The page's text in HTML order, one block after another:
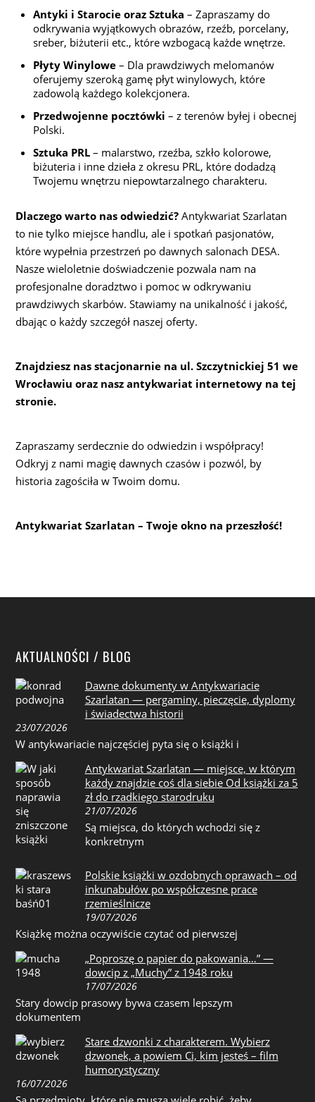
Antyki i Starocie oraz Sztuka – Zapraszamy do
odkrywania wyjątkowych obrazów, rzeźb, porcelany,
sreber, biżuterii etc., które wzbogacą każde wnętrze.
Płyty Winylowe– Dla prawdziwych melomanów
oferujemy szeroką gamę płyt winylowych, które
zadowolą każdego kolekcjonera.
Przedwojenne pocztówki – z terenów byłej i obecnej
Polski.
Sztuka PRL– malarstwo, rzeźba, szkło kolorowe,
biżuteria i inne dzieła z okresu PRL, które dodadzą
Twojemu wnętrzu niepowtarzalnego charakteru.
Dlaczego warto nas odwiedzić? Antykwariat Szarlatan
to nie tylko miejsce handlu, ale i spotkań pasjonatów,
które wypełnia przestrzeń po dawnych salonach DESA.
Nasze wieloletnie doświadczenie pozwala nam na
profesjonalne doradztwo i pomoc w odkrywaniu
prawdziwych skarbów. Stawiamy na unikalność i jakość,
dbając o każdy szczegół naszej oferty.
Znajdziesz nas stacjonarnie na ul. Szczytnickiej 51 we
Wrocławiu oraz nasz antykwariat internetowy na tej
stronie.
Zapraszamy serdecznie do odwiedzin i współpracy!
Odkryj z nami magię dawnych czasów i pozwól, by
historia zagościła w Twoim domu.
Antykwariat Szarlatan – Twoje okno na przeszłość!
AKTUALNOŚCI / BLOG
Dawne dokumenty w Antykwariacie
Szarlatan — pergaminy, pieczęcie, dyplomy
i świadectwa historii
23/07/2026
W antykwariacie najczęściej pyta się o książki i
Antykwariat Szarlatan — miejsce, w którym
każdy znajdzie coś dla siebie Od książki za 5
zł do rzadkiego starodruku
21/07/2026
Są miejsca, do których wchodzi się z
konkretnym
Polskie książki w ozdobnych oprawach – od
inkunabułów po współczesne prace
rzemieślnicze
19/07/2026
Książkę można oczywiście czytać od pierwszej
„Poproszę o papier do pakowania…” —
dowcip z „Muchy” z 1948 roku
17/07/2026
Stary dowcip prasowy bywa czasem lepszym
dokumentem
Stare dzwonki z charakterem. Wybierz
dzwonek, a powiem Ci, kim jesteś – film
humorystyczny
16/07/2026